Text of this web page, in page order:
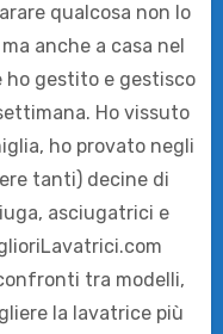
qualcosa non lo
anche a casa nel
ho gestito e gestisco
Ho vissuto
ho provato negli
tanti) decine di
asciugatrici e
tra modelli,
la lavatrice più